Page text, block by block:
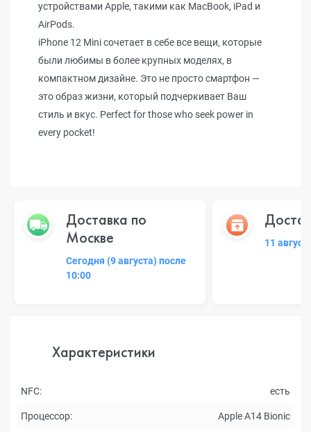
устройствами Apple, такими как MacBook, iPad и
AirPods.
iPhone 12 Mini сочетает в себе все вещи, которые
были любимы в более крупных моделях, в
компактном дизайне. Это не просто смартфон —
это образ жизни, который подчеркивает Ваш
стиль и вкус. Perfect for those who seek power in
every pocket!
Доставка по
Москве
Сегодня (9 августа) после
10:00
11
Характеристики
NFC: есть
Процессор: Apple A14 Bionic